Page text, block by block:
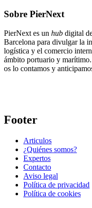
Sobre PierNext
PierNext es un hub digital
Barcelona para divulgar la
logística y el comercio
ámbito portuario y
os lo contamos y
Footer
Articulos
¿Quiénes somos?
Expertos
Contacto
Aviso legal
Política de privacidad
Política de cookies